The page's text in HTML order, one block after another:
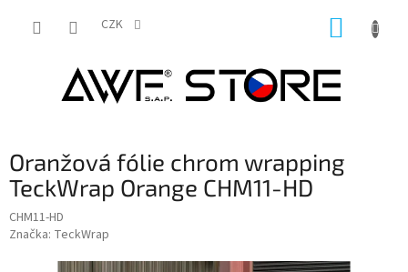
CZK
Oranžová fólie chrom wrapping
TeckWrap Orange CHM11-HD
CHM11-HD
Značka: TeckWrap